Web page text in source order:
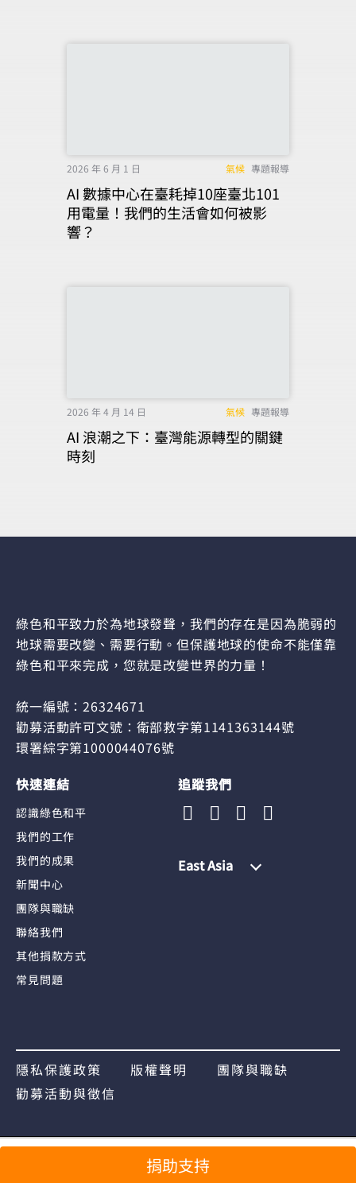
2026 年 6 月 1 日 氣候 專題報導
AI 數據中心在臺耗掉10座臺北101
用電量！我們的生活會如何被影
響？
2026 年 4 月 14 日 氣候 專題報導
AI 浪潮之下：臺灣能源轉型的關鍵
時刻
綠色和平致力於為地球發聲，我們的存在是因為脆弱的
地球需要改變、需要行動。但保護地球的使命不能僅靠
綠色和平來完成，您就是改變世界的力量！
統一編號：26324671
勸募活動許可文號：衛部救字第1141363144號
環署綜字第1000044076號
快速連結
認識綠色和平
我們的工作
我們的成果
新聞中心
團隊與職缺
聯絡我們
其他捐款方式
常見問題
追蹤我們
East Asia
隱私保護政策 版權聲明
團隊與職缺
勸募活動與徵信
捐助支持